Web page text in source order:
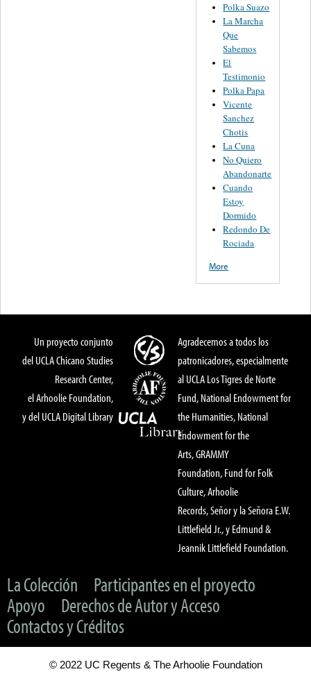
Polka Suazo
La Marcha
Que
Sabemos
El
Testimonio
Polka Papa
Vicente
Sanchez
Chotis
La Cuna
No Quiero
Abandonarte
Cuando
Estoy
Dormido
Redondo De
Rociada
More
Un proyecto conjunto
del UCLA Chicano Studies
Research Center,
el Arhoolie Foundation,
y del UCLA Digital Library
Agradecemos a todos los
patronicadores, especialmente
al UCLA Los Tigres de Norte
Fund, National Endowment for
the Humanities, National
Endowment for the
Arts, GRAMMY
Foundation, Fund for Folk
Culture, Arhoolie
Records, Señor y la Señora E.W.
Littlefield Jr., y Edmund &
Jeannik Littlefield Foundation.
La Colección
Participantes en el proyecto
Apoyo
Derechos de Autor y Acceso
Contactos y Créditos
© 2022 UC Regents & The Arhoolie Foundation